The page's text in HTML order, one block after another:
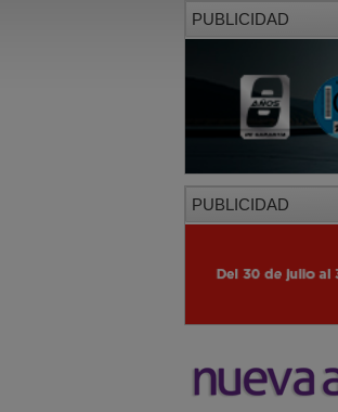
PUBLICIDAD
PUBLICIDAD
PORTADA LOCAL
CORREDOR